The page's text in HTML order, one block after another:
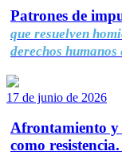
Patrones de
que resuelven
derechos humanos
17 de junio de 2026
Afrontamiento y
como resistencia.